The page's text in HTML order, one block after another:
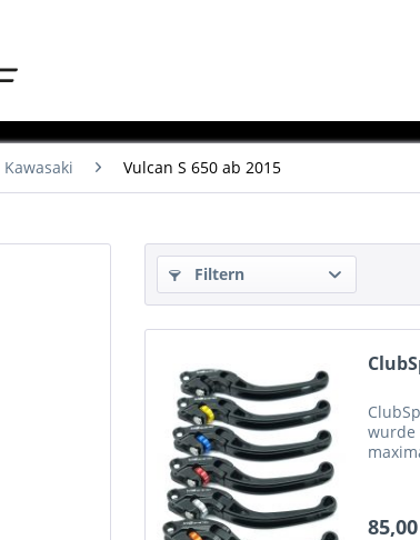
Kawasaki Vulcan S 650 ab 2015
Filtern
wurde